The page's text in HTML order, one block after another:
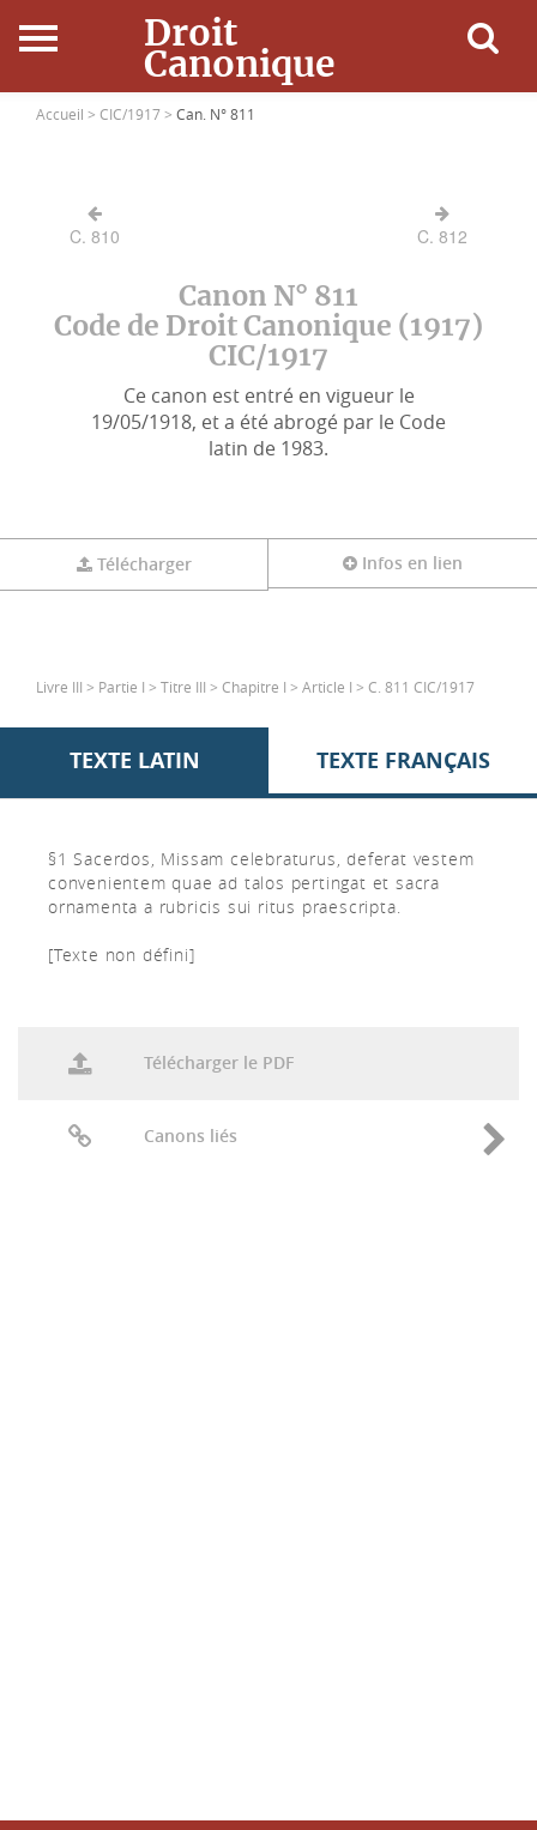
Droit
Canonique
Accueil
Ressources
Accueil > CIC/1917 > Can. N° 811
C. 810 C. 812
Canon N° 811
Code de Droit Canonique (1917)
CIC/1917
Ce canon est entré en vigueur le
19/05/1918, et a été abrogé par le Code
latin de 1983.
Télécharger Infos en lien
Livre III > Partie I > Titre III > Chapitre I > Article I > C. 811 CIC/1917
TEXTE LATIN TEXTE FRANÇAIS
§1 Sacerdos, Missam celebraturus, deferat vestem
convenientem quae ad talos pertingat et sacra
ornamenta a rubricis sui ritus praescripta.
[Texte non défini]
Télécharger le PDF
Canons liés